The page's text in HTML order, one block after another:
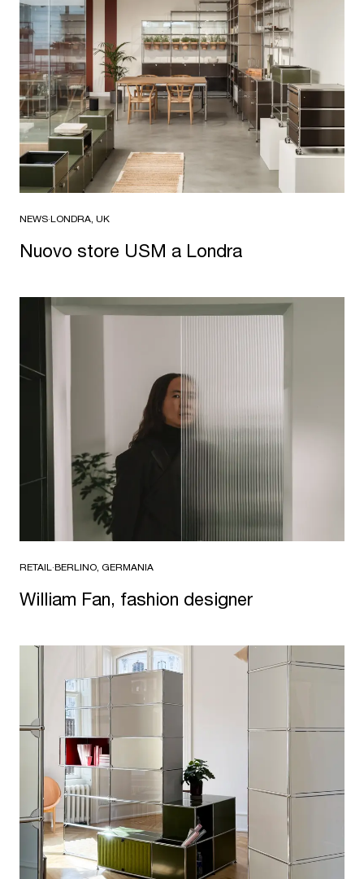
NEWS·LONDRA, UK
Nuovo store USM a Londra
RETAIL·BERLINO, GERMANIA
William Fan, fashion designer